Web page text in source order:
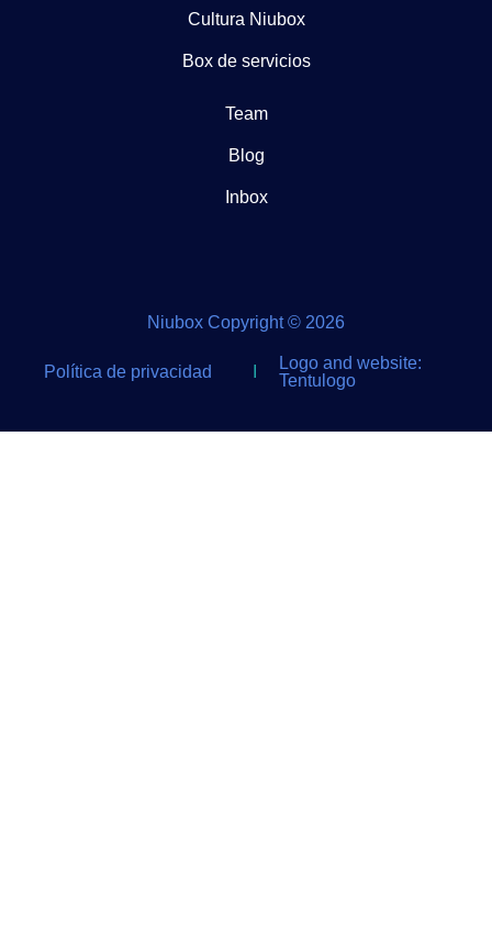
Cultura Niubox
Box de servicios
Team
Blog
Inbox
Niubox Copyright © 2026
Política de privacidad
Logo and website:
Tentulogo